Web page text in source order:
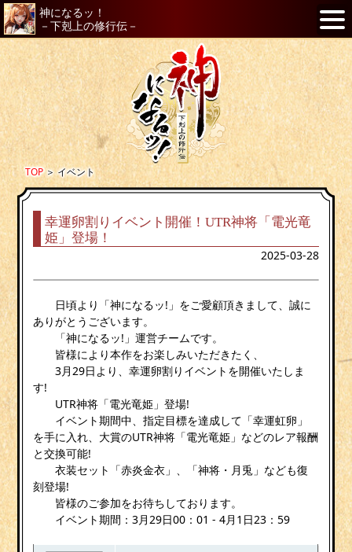
神になるッ！
－下剋上の修行伝－
TOP＞イベント
幸運卵割りイベント開催！UTR神将「電光竜
姫」登場！
2025-03-28
日頃より「神になるッ!」をご愛顧頂きまして、誠に
ありがとうございます。
「神になるッ!」運営チームです。
皆様により本作をお楽しみいただきたく、
3月29日より、幸運卵割りイベントを開催いたしま
す!
UTR神将「電光竜姫」登場!
イベント期間中、指定目標を達成して「幸運虹卵」
を手に入れ、大賞のUTR神将「電光竜姫」などのレア報酬
と交換可能!
衣装セット「赤炎金衣」、「神将・月兎」なども復
刻登場!
皆様のご参加をお待ちしております。
イベント期間：3月29日00：01 - 4月1日23：59